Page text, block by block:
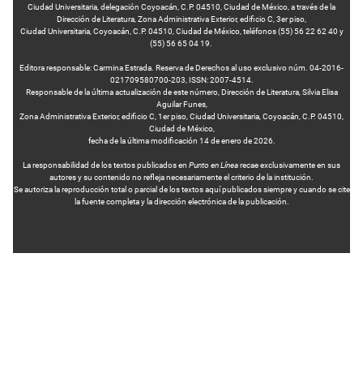
Ciudad Universitaria, delegación Coyoacán, C.P. 04510, Ciudad de México, a través de la
Dirección de Literatura, Zona Administrativa Exterior, edificio C, 3er piso,
Ciudad Universitaria, Coyoacán, C.P. 04510, Ciudad de México, teléfonos (55) 56 22 62 40 y
(55) 56 65 04 19.
Editora responsable: Carmina Estrada. Reserva de Derechos al uso exclusivo núm. 04-2016-
021709580700-203, ISSN: 2007-4514.
Responsable de la última actualización de este número, Dirección de Literatura, Silvia Elisa
Aguilar Funes,
Zona Administrativa Exterior, edificio C, 1er piso, Ciudad Universitaria, Coyoacán, C.P. 04510,
Ciudad de México,
fecha de la última modificación 14 de enero de 2026.
La responsabilidad de los textos publicados en Punto en Línearecae exclusivamente en sus
autores y su contenido no refleja necesariamente el criterio de la institución.
Se autoriza la reproducción total o parcial de los textos aquí publicados siempre y cuando se cite
la fuente completa y la dirección electrónica de la publicación.